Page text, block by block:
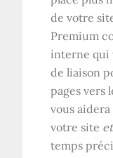
de votre
Premium
interne qui
de liaison
pages vers
vous
votre site et
temps